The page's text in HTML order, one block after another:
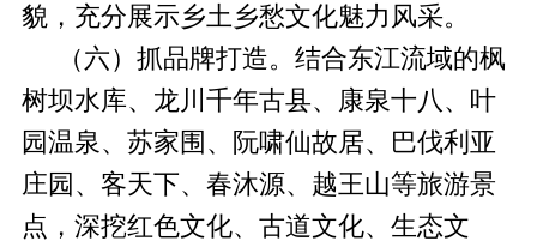
貌，充分展示乡土乡愁文化魅力风采。
（六）抓品牌打造。结合东江流域的枫
树坝水库、龙川千年古县、康泉十八、叶
园温泉、苏家围、阮啸仙故居、巴伐利亚
庄园、客天下、春沐源、越王山等旅游景
点，深挖红色文化、古道文化、生态文